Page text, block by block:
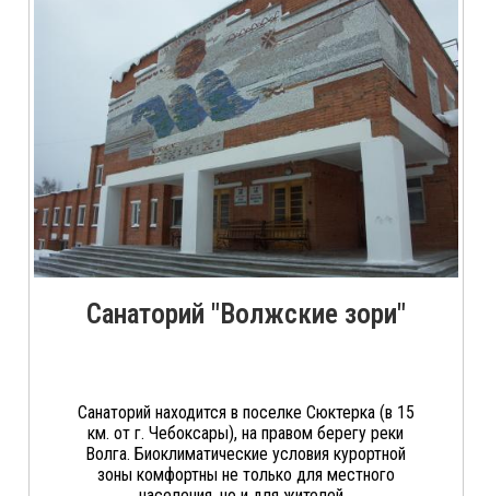
Санаторий "Волжские зори"
Санаторий находится в поселке Сюктерка (в 15
км. от г. Чебоксары), на правом берегу реки
Волга. Биоклиматические условия курортной
зоны комфортны не только для местного